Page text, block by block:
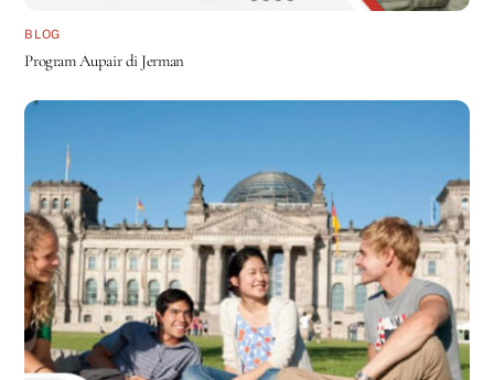
BLOG
Program Aupair di Jerman